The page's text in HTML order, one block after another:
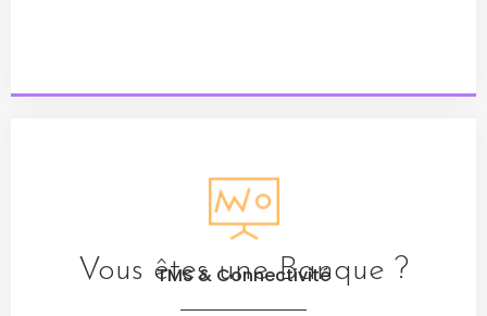
TMS & Connectivité
Vous êtes une Banque ?